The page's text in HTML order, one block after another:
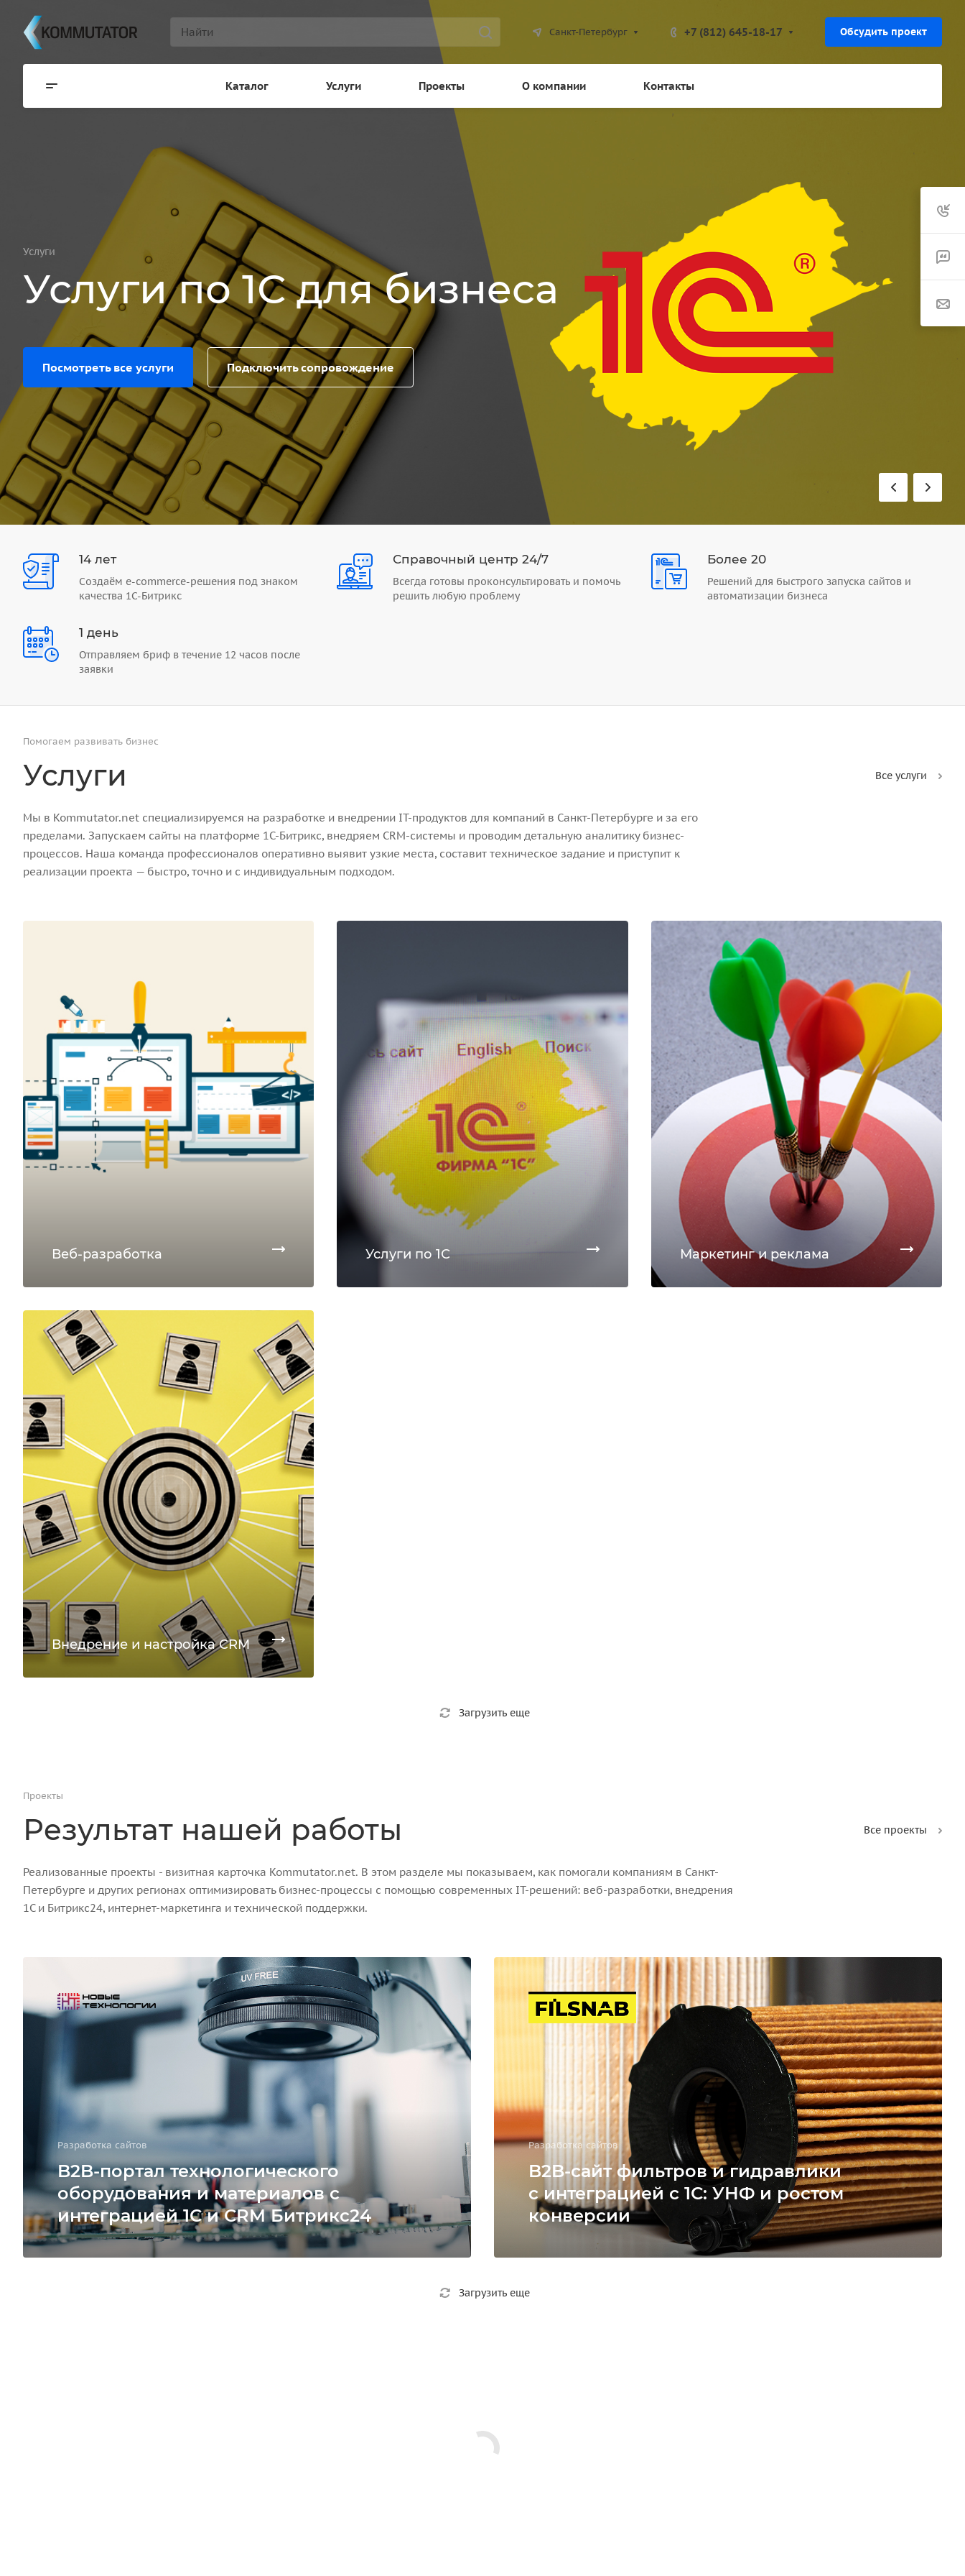
Санкт-Петербург +7 (812) 645-18-17 Обсудить проект
Каталог Услуги Проекты О компании Контакты
Услуги
Услуги по 1С для бизнеса
Посмотреть все услуги Подключить сопровождение
14 лет
Создаём e-commerce-решения под знаком
качества 1С-Битрикс
Справочный центр 24/7
Всегда готовы проконсультировать и помочь
решить любую проблему
Более 20
Решений для быстрого запуска сайтов и
автоматизации бизнеса
1 день
Отправляем бриф в течение 12 часов после
заявки
Помогаем развивать бизнес
Услуги Все услуги
Мы в Kommutator.net специализируемся на разработке и внедрении IT-продуктов для компаний в Санкт-Петербурге и за его
пределами. Запускаем сайты на платформе 1С-Битрикс, внедряем CRM-системы и проводим детальную аналитику бизнес-
процессов. Наша команда профессионалов оперативно выявит узкие места, составит техническое задание и приступит к
реализации проекта — быстро, точно и с индивидуальным подходом.
Веб-разработка Услуги по 1С Маркетинг и реклама
Внедрение и настройка CRM
Загрузить еще
Проекты
Результат нашей работы Все проекты
Реализованные проекты - визитная карточка Kommutator.net. В этом разделе мы показываем, как помогали компаниям в Санкт-
Петербурге и других регионах оптимизировать бизнес-процессы с помощью современных IT-решений: веб-разработки, внедрения
1С и Битрикс24, интернет-маркетинга и технической поддержки.
Разработка сайтов
B2B-портал технологического
оборудования и материалов с
интеграцией 1С и CRM Битрикс24
Разработка сайтов
B2B-сайт фильтров и гидравлики
с интеграцией с 1С: УНФ и ростом
конверсии
Загрузить еще